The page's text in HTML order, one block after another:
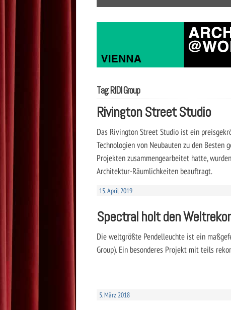
Tag: RIDI Group
Rivington Street Studio
Das Rivington Street Studio ist ein
Technologien von Neubauten zu den Besten
Projekten zusammengearbeitet hatte,
Architektur-Räumlichkeiten beauftragt.
15. April 2019
Spectral holt den
Die weltgrößte Pendelleuchte ist ein
Group). Ein besonderes Projekt mit teils
5. März 2018